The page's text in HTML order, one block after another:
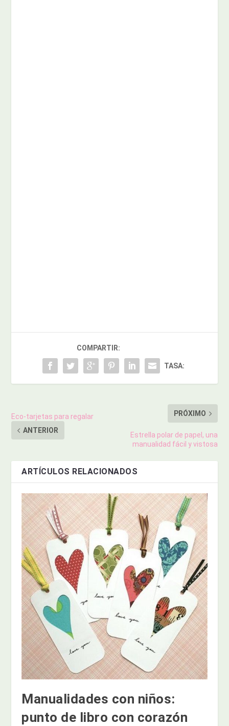
COMPARTIR:
TASA:
Eco-tarjetas para regalar
ANTERIOR
PRÓXIMO
Estrella polar de papel, una
manualidad fácil y vistosa
ARTÍCULOS RELACIONADOS
Manualidades con niños:
punto de libro con corazón